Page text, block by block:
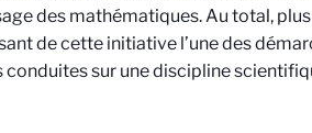
des mathématiques. Au total,
de cette initiative l’une des
sur une discipline